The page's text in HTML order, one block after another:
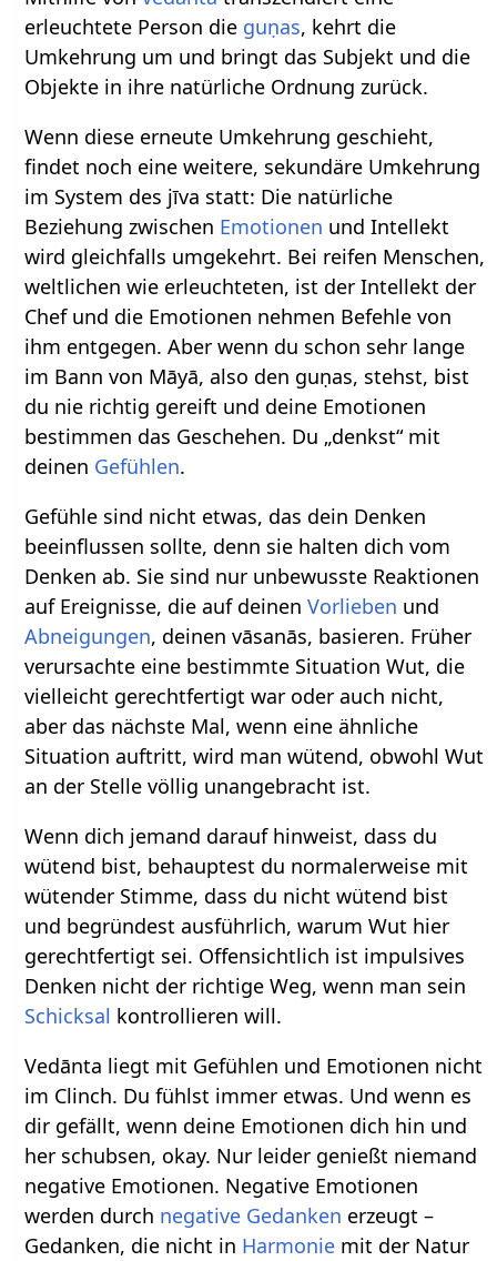
erleuchtete Person die guṇas, kehrt die
Umkehrung um und bringt das Subjekt und die
Objekte in ihre natürliche Ordnung zurück.
Wenn diese erneute Umkehrung geschieht,
findet noch eine weitere, sekundäre Umkehrung
im System des jīva statt: Die natürliche
Beziehung zwischen Emotionen und Intellekt
wird gleichfalls umgekehrt. Bei reifen Menschen,
weltlichen wie erleuchteten, ist der Intellekt der
Chef und die Emotionen nehmen Befehle von
ihm entgegen. Aber wenn du schon sehr lange
im Bann von Māyā, also den guṇas, stehst, bist
du nie richtig gereift und deine Emotionen
bestimmen das Geschehen. Du „denkst“ mit
deinen Gefühlen.
Gefühle sind nicht etwas, das dein Denken
beeinflussen sollte, denn sie halten dich vom
Denken ab. Sie sind nur unbewusste Reaktionen
auf Ereignisse, die auf deinenVorlieben und
Abneigungen, deinen vāsanās, basieren. Früher
verursachte eine bestimmte Situation Wut, die
vielleicht gerechtfertigt war oder auch nicht,
aber das nächste Mal, wenn eine ähnliche
Situation auftritt, wird man wütend, obwohl Wut
an der Stelle völlig unangebracht ist.
Wenn dich jemand darauf hinweist, dass du
wütend bist, behauptest du normalerweise mit
wütender Stimme, dass du nicht wütend bist
und begründest ausführlich, warum Wut hier
gerechtfertigt sei. Offensichtlich ist impulsives
Denken nicht der richtige Weg, wenn man sein
Schicksal kontrollieren will.
Vedānta liegt mit Gefühlen und Emotionen nicht
im Clinch. Du fühlst immer etwas. Und wenn es
dir gefällt, wenn deine Emotionen dich hin und
her schubsen, okay. Nur leider genießt niemand
negative Emotionen. Negative Emotionen
werden durch negative Gedanken erzeugt –
Gedanken, die nicht in Harmonie mit der Natur